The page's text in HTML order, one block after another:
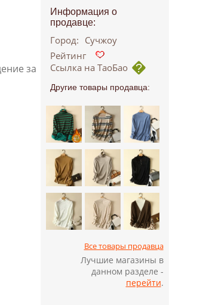
за
Информация о
продавце:
Город: Сучжоу
Рейтинг
Ссылка на ТаоБао
Другие товары продавца:
Все товары продавца
Лучшие магазины в
данном разделе -
перейти.